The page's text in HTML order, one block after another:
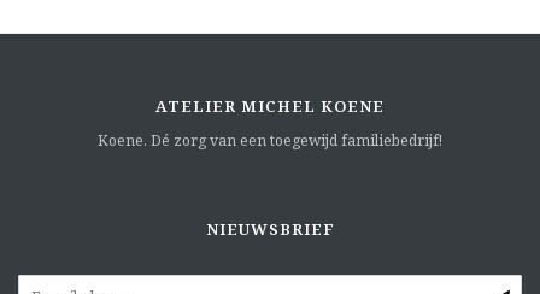
ATELIER MICHEL KOENE
Koene. Dé zorg van een toegewijd familiebedrijf!
NIEUWSBRIEF